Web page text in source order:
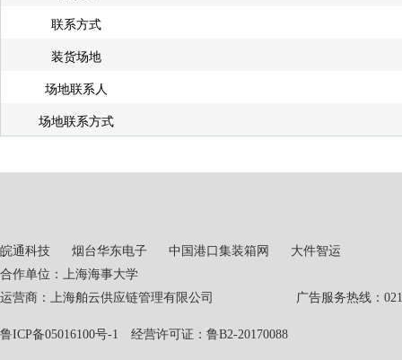
联系方式
装货场地
场地联系人
场地联系方式
皖通科技 烟台华东电子 中国港口集装箱网
大件智运
合作单位：上海海事大学
运营商：上海舶云供应链管理有限公司 广告服务热线：021-
鲁ICP备05016100号-1 经营许可证：鲁B2-20170088